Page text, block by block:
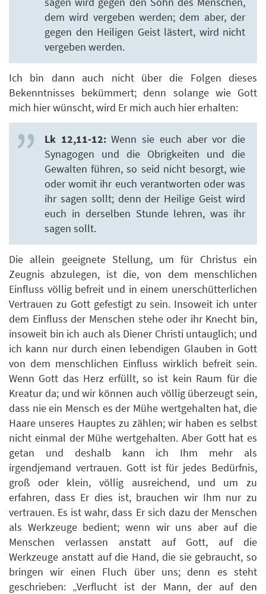
dem wird vergeben werden; dem aber, der
gegen den Heiligen Geist lästert, wird nicht
vergeben werden.
Ich bin dann auch nicht über die Folgen dieses
Bekenntnisses bekümmert; denn solange wie Gott
mich hier wünscht, wird Er mich auch hier erhalten:
Lk 12,11-12:Wenn sie euch aber vor die
Synagogen und die Obrigkeiten und die
Gewalten führen, so seid nicht besorgt, wie
oder womit ihr euch verantworten oder was
ihr sagen sollt; denn der Heilige Geist wird
euch in derselben Stunde lehren, was ihr
sagen sollt.
Die allein geeignete Stellung, um für Christus ein
Zeugnis abzulegen, ist die, von dem menschlichen
Einfluss völlig befreit und in einem unerschütterlichen
Vertrauen zu Gott gefestigt zu sein. Insoweit ich unter
dem Einfluss der Menschen stehe oder ihr Knecht bin,
insoweit bin ich auch als Diener Christi untauglich; und
ich kann nur durch einen lebendigen Glauben in Gott
von dem menschlichen Einfluss wirklich befreit sein.
Wenn Gott das Herz erfüllt, so ist kein Raum für die
Kreatur da; und wir können auch völlig überzeugt sein,
dass nie ein Mensch es der Mühe wertgehalten hat, die
Haare unseres Hauptes zu zählen; wir haben es selbst
nicht einmal der Mühe wertgehalten. Aber Gott hat es
getan und deshalb kann ich Ihm mehr als
irgendjemand vertrauen. Gott ist für jedes Bedürfnis,
groß oder klein, völlig ausreichend, und um zu
erfahren, dass Er dies ist, brauchen wir Ihm nur zu
vertrauen. Es ist wahr, dass Er sich dazu der Menschen
als Werkzeuge bedient; wenn wir uns aber auf die
Menschen verlassen anstatt auf Gott, auf die
Werkzeuge anstatt auf die Hand, die sie gebraucht, so
bringen wir einen Fluch über uns; denn es steht
geschrieben: „Verflucht ist der Mann, der auf den